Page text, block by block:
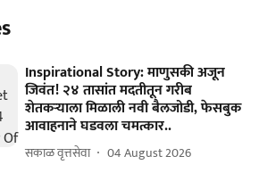
Inspirational Story: माणुसकी अजून
जिवंत! २४ तासांत मदतीतून गरीब
शेतकऱ्याला मिळाली नवी बैलजोडी, फेसबुक
आवाहनाने घडवला चमत्कार..
सकाळ वृत्तसेवा 04 August 2026